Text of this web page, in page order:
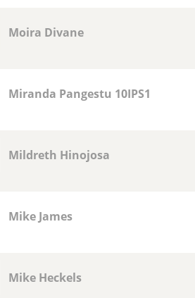
Moira Divane
Miranda Pangestu 10IPS1
Mildreth Hinojosa
Mike James
Mike Heckels